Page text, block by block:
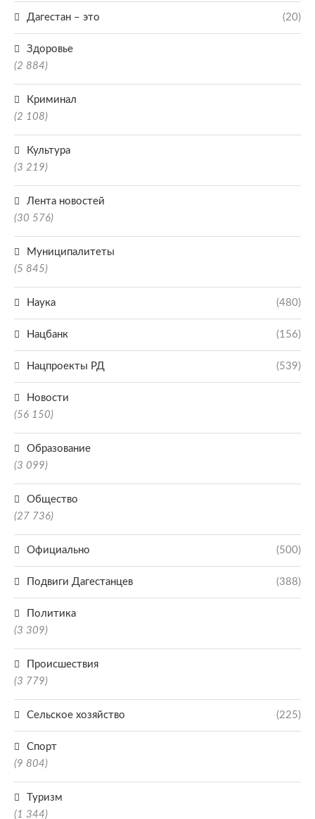
Дагестан – это (20)
Здоровье
(2 884)
Криминал
(2 108)
Культура
(3 219)
Лента новостей
(30 576)
Муниципалитеты
(5 845)
Наука (480)
Нацбанк (156)
Нацпроекты РД (539)
Новости
(56 150)
Образование
(3 099)
Общество
(27 736)
Официально (500)
Подвиги Дагестанцев (388)
Политика
(3 309)
Происшествия
(3 779)
Сельское хозяйство (225)
Спорт
(9 804)
Туризм
(1 344)